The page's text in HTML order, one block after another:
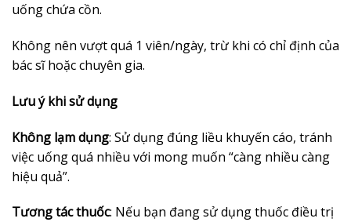
uống chứa cồn.
Không nên vượt quá 1 viên/ngày, trừ khi có chỉ định của
bác sĩ hoặc chuyên gia.
Lưu ý khi sử dụng
Không lạm dụng: Sử dụng đúng liều khuyến cáo, tránh
việc uống quá nhiều với mong muốn “càng nhiều càng
hiệu quả”.
Tương tác thuốc: Nếu bạn đang sử dụng thuốc điều trị